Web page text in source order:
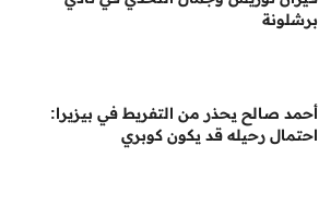
برشلونة
أحمد صالح يحذر من التفريط في بيزيرا:
احتمال رحيله قد يكون كوبري